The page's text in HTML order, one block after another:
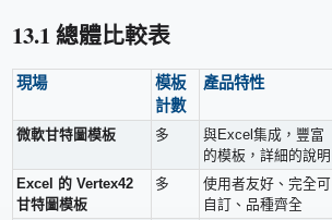
13.1 總體比較表
現場
模板
計數
產品特性
微軟甘特圖模板 多
與Excel集成，豐富
的模板，詳細的說明
Excel 的 Vertex42
甘特圖模板
多
使用者友好、完全可
自訂、品種齊全